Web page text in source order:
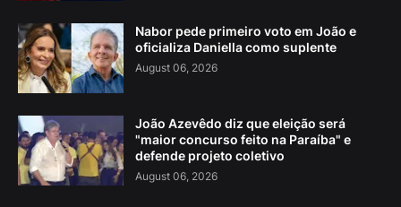
Nabor pede primeiro voto em João e
oficializa Daniella como suplente
August 06, 2026
João Azevêdo diz que eleição será
"maior concurso feito na Paraíba" e
defende projeto coletivo
August 06, 2026